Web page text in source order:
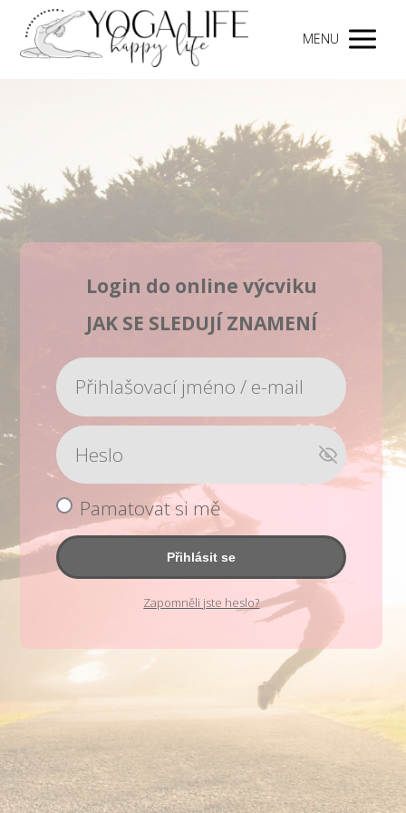
MENU
Login do online výcviku
JAK SE SLEDUJÍ ZNAMENÍ
Pamatovat si mě
Přihlásit se
Zapomněli jste heslo?